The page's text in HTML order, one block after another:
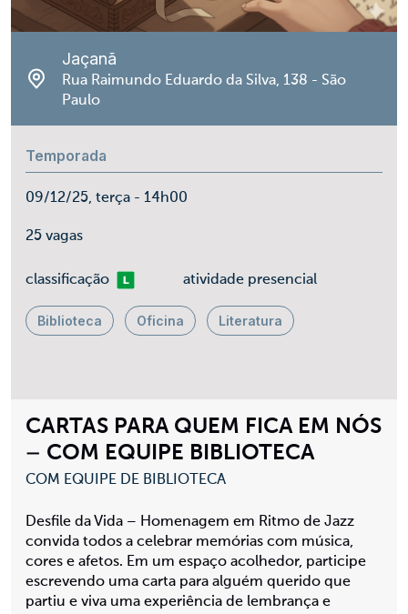
CARTAS PARA QUEM FICA EM NÓS
– COM EQUIPE BIBLIOTECA
COM EQUIPE DE BIBLIOTECA
Desfile da Vida – Homenagem em Ritmo de Jazz
convida todos a celebrar memórias com música,
cores e afetos. Em um espaço acolhedor, participe
escrevendo uma carta para alguém querido que
partiu e viva uma experiência de lembrança e
Jaçanã
Rua Raimundo Eduardo da Silva, 138 - São
Paulo
Temporada
09/12/25, terça - 14h00
25 vagas
classificaçãoLivre atividade presencial
Biblioteca Oficina Literatura